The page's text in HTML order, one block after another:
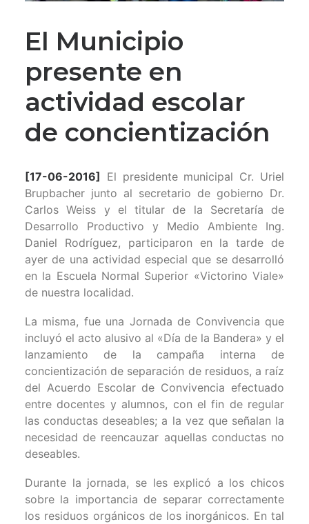
El Municipio
presente en
actividad escolar
de concientización
[17-06-2016] El presidente municipal Cr. Uriel
Brupbacher junto al secretario de gobierno Dr.
Carlos Weiss y el titular de la Secretaría de
Desarrollo Productivo y Medio Ambiente Ing.
Daniel Rodríguez, participaron en la tarde de
ayer de una actividad especial que se desarrolló
en la Escuela Normal Superior «Victorino Viale»
de nuestra localidad.
La misma, fue una Jornada de Convivencia que
incluyó el acto alusivo al «Día de la Bandera» y el
lanzamiento de la campaña interna de
concientización de separación de residuos, a raíz
del Acuerdo Escolar de Convivencia efectuado
entre docentes y alumnos, con el fin de regular
las conductas deseables; a la vez que señalan la
necesidad de reencauzar aquellas conductas no
deseables.
Durante la jornada, se les explicó a los chicos
sobre la importancia de separar correctamente
los residuos orgánicos de los inorgánicos. En tal